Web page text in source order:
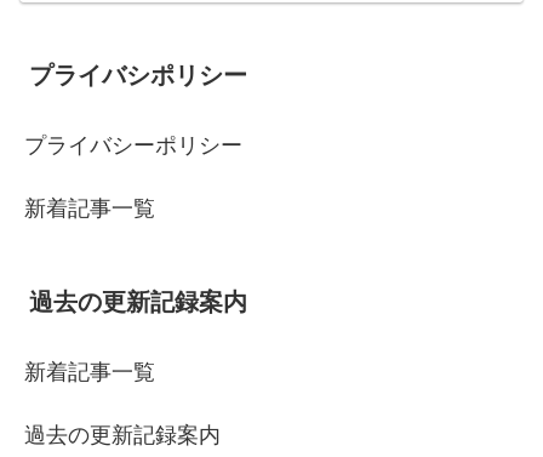
プライバシポリシー
プライバシーポリシー
新着記事一覧
過去の更新記録案内
新着記事一覧
過去の更新記録案内